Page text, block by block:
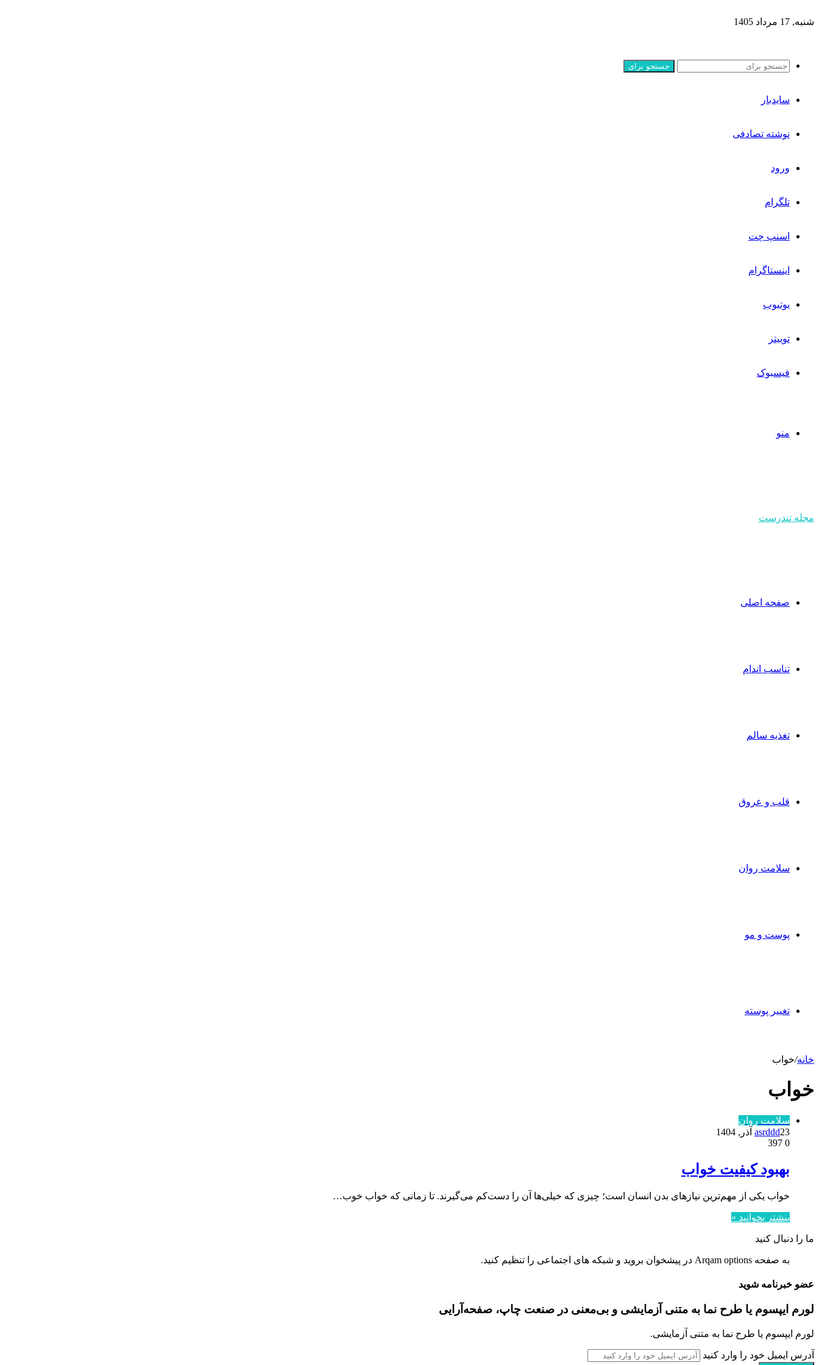
شنبه, 17 مرداد 1405
جستجو برای
سایدبار
نوشته تصادفی
ورود
تلگرام
اسنپ چت
اینستاگرام
یوتیوب
توییتر
فیسبوک
منو
مجله تندرست
صفحه اصلی
تناسب اندام
تغذیه سالم
قلب و عروق
سلامت روان
پوست و مو
تغییر پوسته
خانه/خواب
خواب
سلامت روان
asrddd23 آذر, 1404
0
بهبود کیفیت خواب
خواب یکی از مهم‌ترین نیازهای بدن انسان است؛ چیزی که خیلی‌ها آن را دست‌کم می‌گیرند. تا زمانی که خواب خوب…
بیشتر بخوانید »
ما را دنبال کنید
به صفحه Arqam options در پیشخوان بروید و شبکه های اجتماعی را تنظیم کنید.
عضو خبرنامه شوید
لورم ایپسوم یا طرح‌ نما به متنی آزمایشی و بی‌معنی در صنعت چاپ، صفحه‌آرایی
لورم ایپسوم یا طرح‌ نما به متنی آزمایشی.
آدرس ایمیل خود را وارد کنید